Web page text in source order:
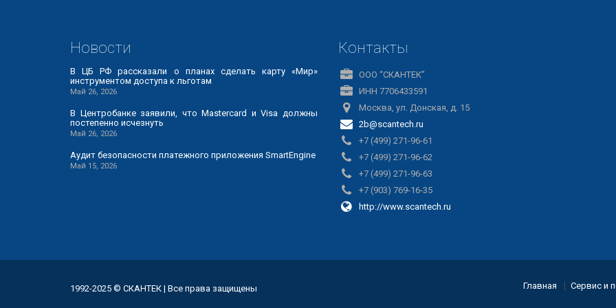
Новости
В ЦБ РФ рассказали о планах сделать карту «Мир»
инструментом доступа к льготам
Май 26, 2026
В Центробанке заявили, что Mastercard и Visa должны
постепенно исчезнуть
Май 26, 2026
Аудит безопасности платежного приложения SmartEngine
Май 15, 2026
Контакты
ООО “СКАНТЕК”
ИНН 7706433591
Москва, ул. Донская, д. 15
2b@scantech.ru
+7 (499) 271-96-61
+7 (499) 271-96-62
+7 (499) 271-96-63
+7 (903) 769-16-35
http://www.scantech.ru
1992-2025 © СКАНТЕК | Все права защищены Главная Сервис и